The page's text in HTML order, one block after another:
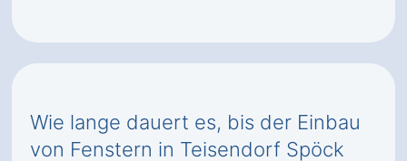
Wie lange dauert es, bis der Einbau
von Fenstern in Teisendorf Spöck